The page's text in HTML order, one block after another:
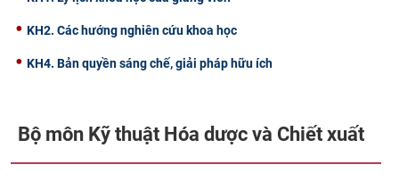
KH2. Các hướng nghiên cứu khoa học
KH4. Bản quyền sáng chế, giải pháp hữu ích
Bộ môn Kỹ thuật Hóa dược và Chiết xuất​